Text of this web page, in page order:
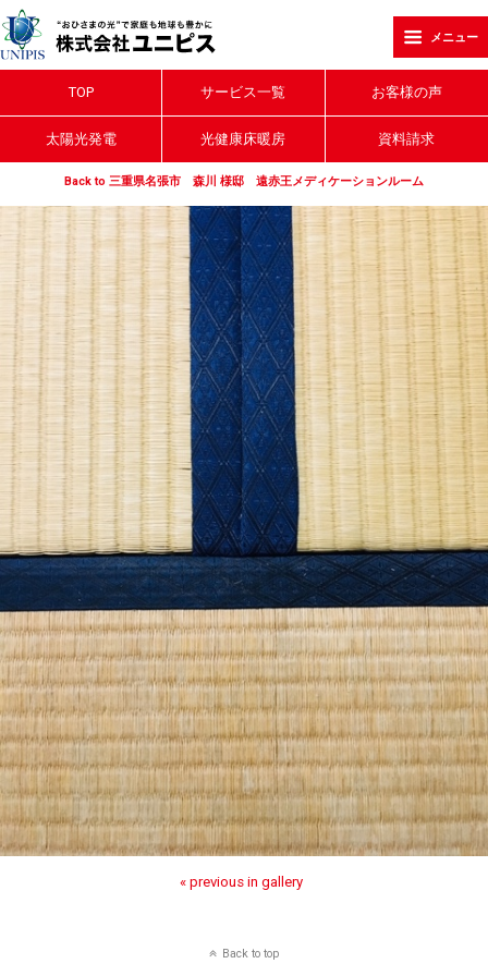
メニュー
TOP サービス一覧 お客様の声
太陽光発電 光健康床暖房 資料請求
Back to 三重県名張市 森川 様邸 遠赤王メディケーションルーム
« previous in gallery
Back to top